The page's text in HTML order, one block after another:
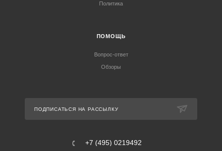
Политика
ПОМОЩЬ
Вопрос-ответ
Обзоры
ПОДПИСАТЬСЯ НА РАССЫЛКУ
+7 (495) 0219492